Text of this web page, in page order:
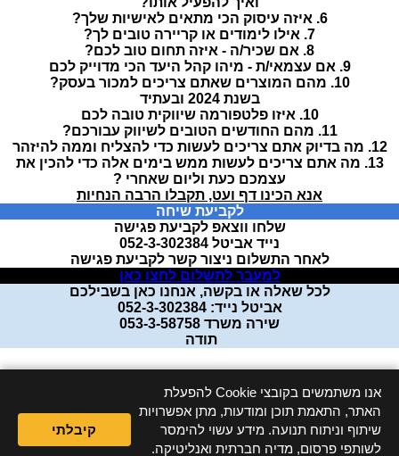
6. איזה עיסוק הכי מתאים לאישיות שלך?
7. אילו לימודים או קריירה טובים לך?
8. אם שכיר/ה - איזה תחום טוב לכם?
9. אם עצמאי/ת - מיהו קהל היעד הכי מדוייק לכם
10. מהם המוצרים שאתם צריכים למכור בעסק?
בשנת 2024 ובעתיד
10. איזו פלטפורמה שיווקית טובה לכם
11. מהם החודשים הטובים לשיווק עבורכם?
12. מה בדיוק אתם צריכים לעשות כדי להצליח וממה להיזהר
13. מה אתם צריכים לעשות ממש בימים אלה כדי להכין את
עצמכם כעת וליום שאחרי ?
אנא הכינו דף ועט, תקבלו הרבה הנחיות
לקביעת שיחה
שלחו ווצאפ לקביעת פגישה
נייד אביטל 052-3-302384
לאחר התשלום ניצור קשר לקביעת פגישה
למעבר לתשלום לחצו כאן
לכל שאלה או בקשה, אנחנו כאן בשבילכם
אביטל נייד: 052-3-302384
שירה משרד 053-3-58758
תודה
מערכת יצירת דפי נחיתה מבית שלח מסר
אנו משתמשים בקובצי Cookie להפעלת
האתר, התאמת תוכן ומודעות, מתן אפשרויות
שיתוף וניתוח תנועה. מידע עשוי להימסר
לשותפי פרסום, מדיה חברתית ואנליטיקה.
קיבלתי